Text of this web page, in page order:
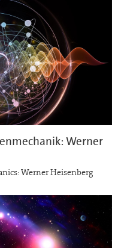
Werner
Werner Heisenberg